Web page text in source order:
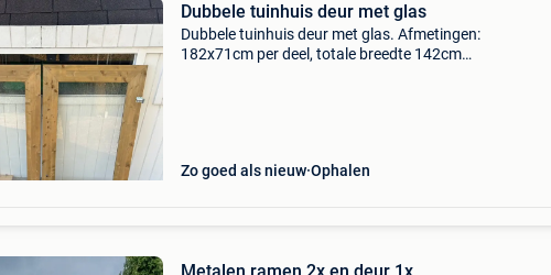
Dubbele tuinhuis deur met glas
Dubbele tuinhuis deur met glas. Afmetingen:
182x71cm per deel, totale breedte 142cm
Zo goed als nieuw Ophalen